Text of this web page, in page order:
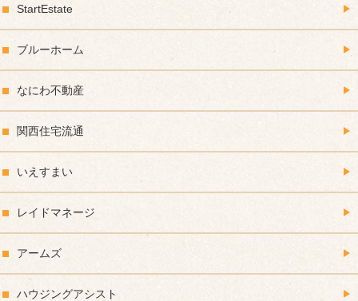
StartEstate
ブルーホーム
なにわ不動産
関西住宅流通
いえすまい
レイドマネージ
アームズ
ハウジングアシスト